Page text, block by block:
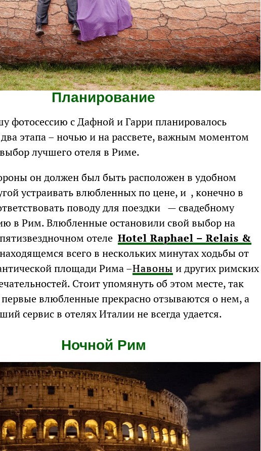
Планирование
фотосессию с Дафной и Гарри планировалось
этапа – ночью и на рассвете, важным моментом
лучшего отеля в Риме.
он должен был быть расположен в удобном
устраивать влюбленных по цене, и , конечно в
поводу для поездки — свадебному
в Рим. Влюбленные остановили свой выбор на
отеле Hotel Raphael – Relais &
находящемся всего в нескольких минутах ходьбы от
площади Рима –Навоны и других римских
Стоит упомянуть об этом месте, так
влюбленные прекрасно отзываются о нем, а
сервис в отелях Италии не всегда удается.
Ночной Рим